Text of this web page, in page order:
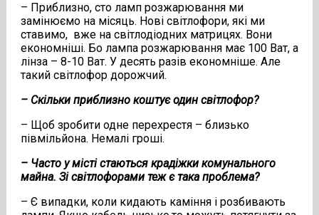
– Приблизно, сто ламп розжарювання ми
замінюємо на місяць. Нові світлофори, які ми
ставимо, вже на світлодіодних матрицях. Вони
економніші. Бо лампа розжарювання має 100 Ват, а
лінза – 8-10 Ват. У десять разів економніше. Але
такий світлофор дорожчий.
– Скільки приблизно коштує один світлофор?
– Щоб зробити одне перехрестя – близько
півмільйона. Немалі гроші.
– Часто у місті стаються крадіжки комунального
майна. Зі світлофорами теж є така проблема?
– Є випадки, коли кидають каміння і розбивають